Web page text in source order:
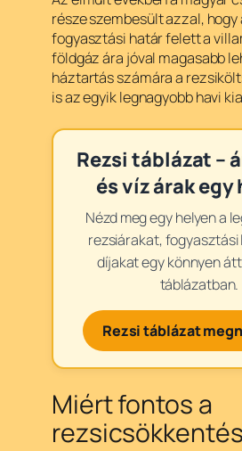
része szembesült azzal,
fogyasztási határ felett a
földgáz ára jóval magasabb
háztartás számára a
is az egyik legnagyobb havi
Rezsi táblázat –
és víz árak egy
Nézd meg egy helyen a
rezsiárakat, fogyasztási
díjakat egy könnyen
táblázatban.
Rezsi táblázat
Miért fontos a